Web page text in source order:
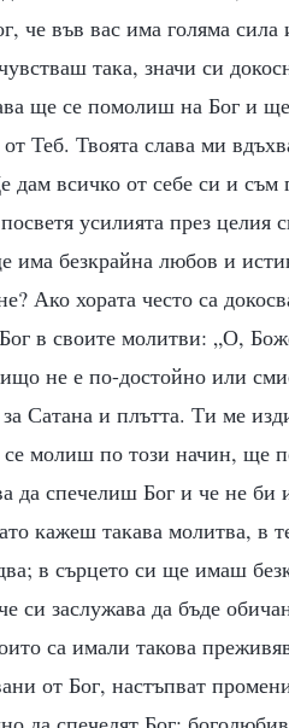
че във вас има голяма
така, значи си
ще се помолиш на Бог и
Теб. Твоята слава ми
всичко от себе си и съм
усилията през
има безкрайна любов и
Ако хората често са
в своите молитви: „О,
не е по-достойно или
Сатана и плътта. Ти ме
се молиш по този начин, ще
да спечелиш Бог и че не
кажеш такава молитва, в
в сърцето си ще имаш
си заслужава да бъде
са имали такова
от Бог, настъпват